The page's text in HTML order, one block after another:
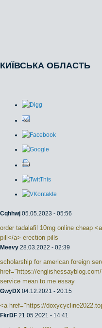
КИЇВСЬКА ОБЛАСТЬ
Cqhhwj 05.05.2023 - 05:56
order tadalafil 10mg online cheap
pill</a> erection pills
Meevy 28.03.2022 - 02:39
scholarship for american foreign
href="https://
service mean to me essay
GwyDX 04.12.2021 - 20:15
<a href="https://
FkrDF 21.05.2021 - 14:41